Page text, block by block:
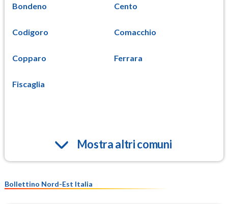
Bondeno Cento
Codigoro Comacchio
Copparo Ferrara
Fiscaglia
Mostra altri comuni
Bollettino Nord-Est Italia